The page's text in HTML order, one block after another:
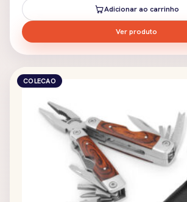
Adicionar ao carrinho
Ver produto
COLECAO